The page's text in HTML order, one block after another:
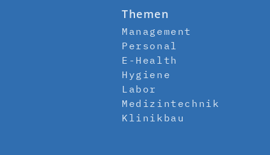
Themen
Management
Personal
E-Health
Hygiene
Labor
Medizintechnik
Klinikbau